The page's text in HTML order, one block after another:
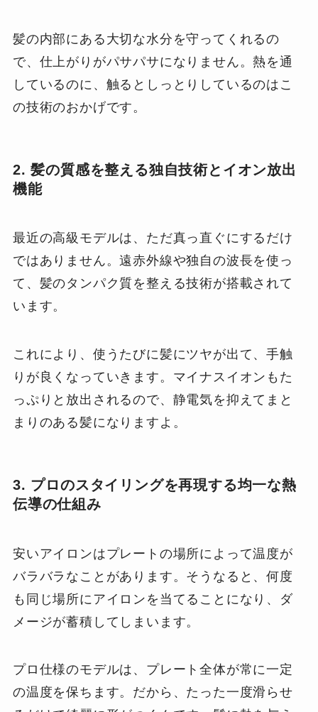
髪の内部にある大切な水分を守ってくれるの
で、仕上がりがパサパサになりません。熱を通
しているのに、触るとしっとりしているのはこ
の技術のおかげです。
2. 髪の質感を整える独自技術とイオン放出
機能
最近の高級モデルは、ただ真っ直ぐにするだけ
ではありません。遠赤外線や独自の波長を使っ
て、髪のタンパク質を整える技術が搭載されて
います。
これにより、使うたびに髪にツヤが出て、手触
りが良くなっていきます。マイナスイオンもた
っぷりと放出されるので、静電気を抑えてまと
まりのある髪になりますよ。
3. プロのスタイリングを再現する均一な熱
伝導の仕組み
安いアイロンはプレートの場所によって温度が
バラバラなことがあります。そうなると、何度
も同じ場所にアイロンを当てることになり、ダ
メージが蓄積してしまいます。
プロ仕様のモデルは、プレート全体が常に一定
の温度を保ちます。だから、たった一度滑らせ